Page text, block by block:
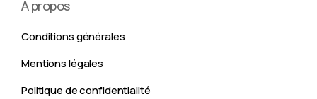
A propos
Conditions générales
Mentions légales
Politique de confidentialité